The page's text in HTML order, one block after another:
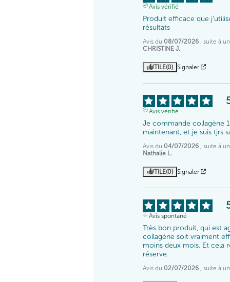
Avis vérifié
Produit efficace que
résultats
Avis du 08/07/2026
, suite à
CHRISTINE J.
UTILE(0) Signaler
Avis vérifié
Je commande collagène
maintenant, et je suis tjrs
Avis du 04/07/2026
, suite à
Nathalie L.
UTILE(0) Signaler
Avis spontané
Très bon produit, qui est
collagène soit vraiment
moins deux mois. Et cela
réserve.
Avis du 02/07/2026 , suite à